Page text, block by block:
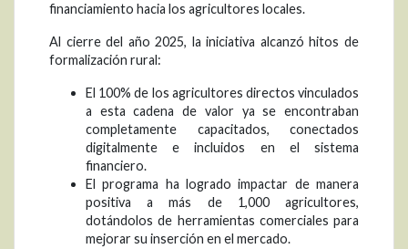
financiamiento hacia los agricultores locales.
Al cierre del año 2025, la iniciativa alcanzó hitos de
formalización rural:
El 100% de los agricultores directos vinculados
a esta cadena de valor ya se encontraban
completamente capacitados, conectados
digitalmente e incluidos en el sistema
financiero.
El programa ha logrado impactar de manera
positiva a más de 1,000 agricultores,
dotándolos de herramientas comerciales para
mejorar su inserción en el mercado.